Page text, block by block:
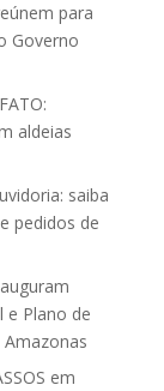
para
Governo
aldeias
saiba
pedidos de
Plano de
em